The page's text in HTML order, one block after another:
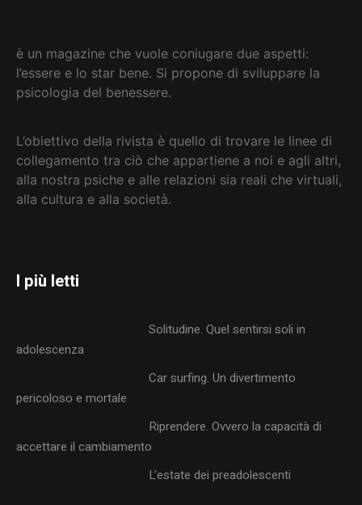
è un magazine che vuole coniugare due aspetti:
l’essere e lo star bene. Si propone di sviluppare la
psicologia del benessere.
L’obiettivo della rivista è quello di trovare le linee di
collegamento tra ciò che appartiene a noi e agli altri,
alla nostra psiche e alle relazioni sia reali che virtuali,
alla cultura e alla società.
I più letti
Solitudine. Quel sentirsi soli in
adolescenza
Car surfing. Un divertimento
pericoloso e mortale
Riprendere. Ovvero la capacità di
accettare il cambiamento
L'estate dei preadolescenti